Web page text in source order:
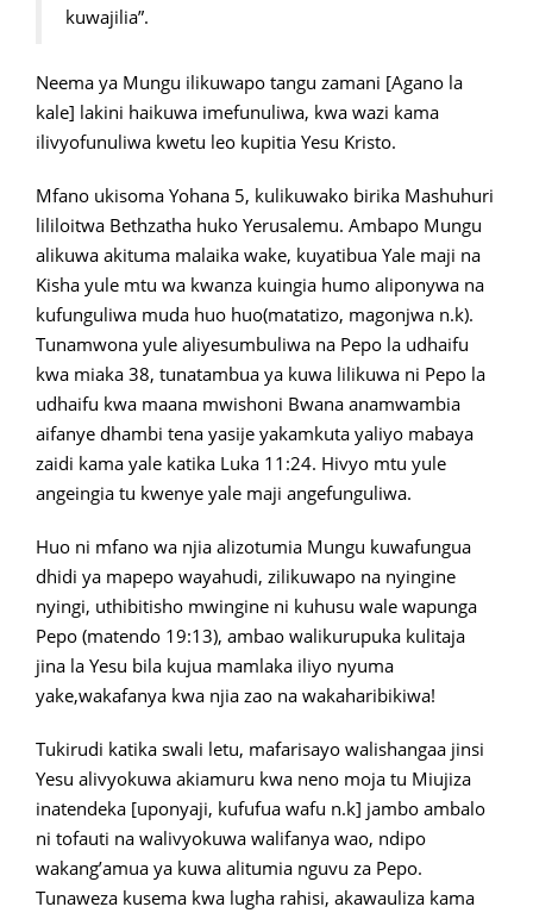
kuwajilia”.
Neema ya Mungu ilikuwapo tangu zamani [Agano la
kale] lakini haikuwa imefunuliwa, kwa wazi kama
ilivyofunuliwa kwetu leo kupitia Yesu Kristo.
Mfano ukisoma Yohana 5, kulikuwako birika Mashuhuri
lililoitwa Bethzatha huko Yerusalemu. Ambapo Mungu
alikuwa akituma malaika wake, kuyatibua Yale maji na
Kisha yule mtu wa kwanza kuingia humo aliponywa na
kufunguliwa muda huo huo(matatizo, magonjwa n.k).
Tunamwona yule aliyesumbuliwa na Pepo la udhaifu
kwa miaka 38, tunatambua ya kuwa lilikuwa ni Pepo la
udhaifu kwa maana mwishoni Bwana anamwambia
aifanye dhambi tena yasije yakamkuta yaliyo mabaya
zaidi kama yale katika Luka 11:24. Hivyo mtu yule
angeingia tu kwenye yale maji angefunguliwa.
Huo ni mfano wa njia alizotumia Mungu kuwafungua
dhidi ya mapepo wayahudi, zilikuwapo na nyingine
nyingi, uthibitisho mwingine ni kuhusu wale wapunga
Pepo (matendo 19:13), ambao walikurupuka kulitaja
jina la Yesu bila kujua mamlaka iliyo nyuma
yake,wakafanya kwa njia zao na wakaharibikiwa!
Tukirudi katika swali letu, mafarisayo walishangaa jinsi
Yesu alivyokuwa akiamuru kwa neno moja tu Miujiza
inatendeka [uponyaji, kufufua wafu n.k] jambo ambalo
ni tofauti na walivyokuwa walifanya wao, ndipo
wakang’amua ya kuwa alitumia nguvu za Pepo.
Tunaweza kusema kwa lugha rahisi, akawauliza kama